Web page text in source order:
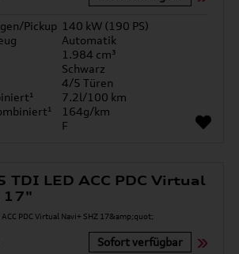
Pickup 140 kW (190 PS)
Automatik
1.984 cm³
Schwarz
4/5 Türen
7.2l/100 km
164g/km
F
TDI LED ACC PDC Virtual
17"
Sofort verfügbar